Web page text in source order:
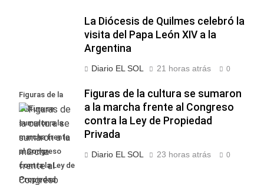
La Diócesis de Quilmes celebró la
visita del Papa León XIV a la
Argentina
Diario EL SOL 21 horas atrás 0
Figuras de la
cultura se
sumaron a la
marcha frente
al Congreso
contra la Ley de
Propiedad
Figuras de la cultura se sumaron
a la marcha frente al Congreso
contra la Ley de Propiedad
Privada
Diario EL SOL 23 horas atrás 0